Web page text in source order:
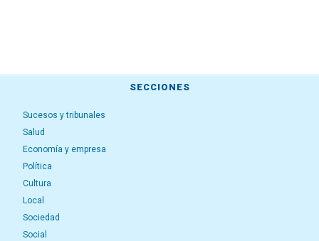
SECCIONES
Sucesos y tribunales
Salud
Economía y empresa
Política
Cultura
Local
Sociedad
Social